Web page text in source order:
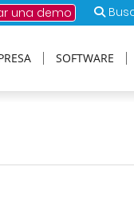
una demo
SOFTWARE